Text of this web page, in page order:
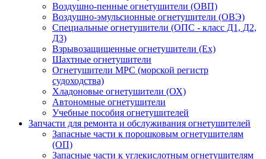
Воздушно-пенные огнетушители (ОВП)
Воздушно-эмульсионные огнетушители (ОВЭ)
Специальные огнетушители (ОПС - класс Д1, Д2,
Д3)
Взрывозащищенные огнетушители (Ex)
Шахтные огнетушители
Огнетушители МРС (морской регистр
судоходства)
Хладоновые огнетушители (ОХ)
Автономные огнетушители
Учебные пособия огнетушителей
Запчасти для ремонта и обслуживания огнетушителей
Запасные части к порошковым огнетушителям
(ОП)
Запасные части к углекислотным огнетушителям